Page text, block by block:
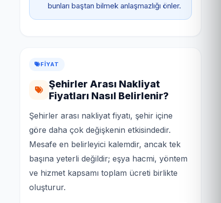
bunları baştan bilmek anlaşmazlığı önler.
FIYAT
Şehirler Arası Nakliyat
Fiyatları Nasıl Belirlenir?
Şehirler arası nakliyat fiyatı, şehir içine
göre daha çok değişkenin etkisindedir.
Mesafe en belirleyici kalemdir, ancak tek
başına yeterli değildir; eşya hacmi, yöntem
ve hizmet kapsamı toplam ücreti birlikte
oluşturur.